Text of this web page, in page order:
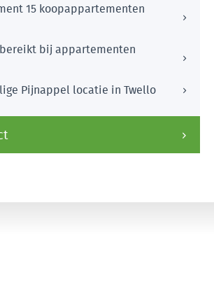
15 koopappartementen
bij appartementen
Pijnappel locatie in Twello